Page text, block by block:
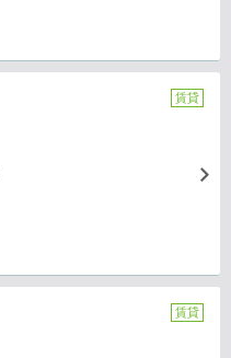
賃貸
賃貸